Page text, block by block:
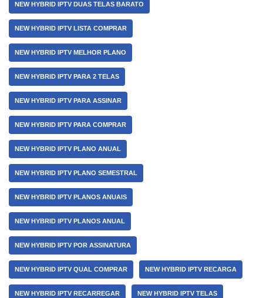
NEW HYBRID IPTV DUAS TELAS BARATO
NEW HYBRID IPTV LISTA COMPRAR
NEW HYBRID IPTV MELHOR PLANO
NEW HYBRID IPTV PARA 2 TELAS
NEW HYBRID IPTV PARA ASSINAR
NEW HYBRID IPTV PARA COMPRAR
NEW HYBRID IPTV PLANO ANUAL
NEW HYBRID IPTV PLANO SEMESTRAL
NEW HYBRID IPTV PLANOS ANUAIS
NEW HYBRID IPTV PLANOS ANUAL
NEW HYBRID IPTV POR ASSINATURA
NEW HYBRID IPTV QUAL COMPRAR NEW HYBRID IPTV RECARGA
NEW HYBRID IPTV RECARREGAR NEW HYBRID IPTV TELAS